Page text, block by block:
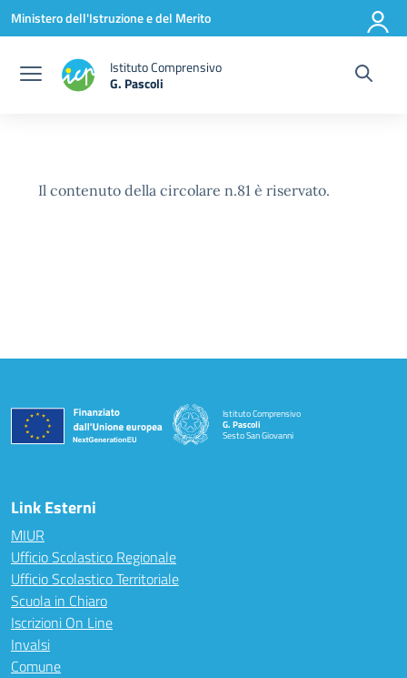
Vai ai contenuti
Vai al menu di navigazione
Vai al footer
Ministero dell'Istruzione e del Merito
Istituto Comprensivo
G. Pascoli
Il contenuto della circolare n.81 è riservato.
Istituto Comprensivo
G. Pascoli
Sesto San Giovanni
Link Esterni
MIUR
Ufficio Scolastico Regionale
Ufficio Scolastico Territoriale
Scuola in Chiaro
Iscrizioni On Line
Invalsi
Comune